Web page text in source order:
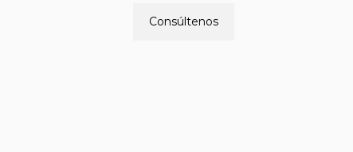
Consúltenos